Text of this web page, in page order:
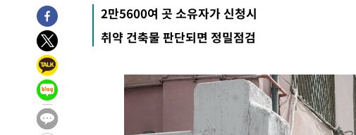
4시간 전 >
11시간 압수수색에 성접대 파문까지…'쑥대밭' 된 축구협회
4시간 전 >
후임
-12662초 전 > 이강인, 폭염 속 AT마드리드 첫 훈련…80명 식사 대접까지(종합)
-9801초 전 >
향수정 (2보)
-9249초 전 >
[속보] 미 사업체, 일자리 7월에 2.3만 개 줄어…실업률은 4.1%로
-5112초 전 >
[속보]이 대통령 "부동산 공급 기존 사고방식 매달리지 말고 과감히
실천"
-4197초 전 >
이란, "오만과 '중앙 단일 루트' 합의…북쪽 인바운드·남쪽 아웃바운
2만5600여 곳 소유자가 신청시
취약 건축물 판단되면 정밀점검